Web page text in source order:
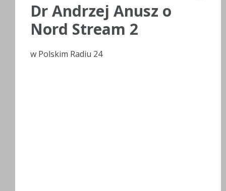
Dr Andrzej Anusz o
Nord Stream 2
w Polskim Radiu 24